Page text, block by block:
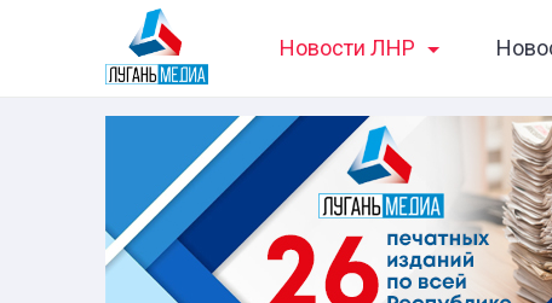
Новости ЛНР